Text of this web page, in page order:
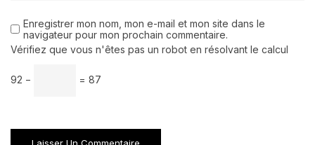
Enregistrer mon nom, mon e-mail et mon site dans le
navigateur pour mon prochain commentaire.
Vérifiez que vous n'êtes pas un robot en résolvant le calcul
92 − = 87